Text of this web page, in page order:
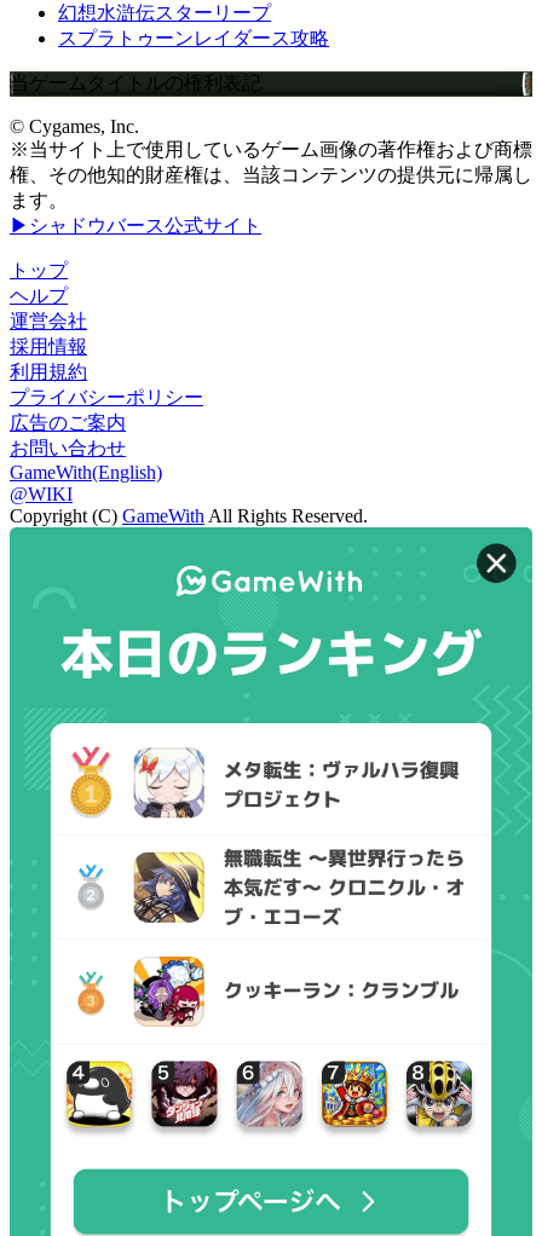
幻想水滸伝スターリープ
スプラトゥーンレイダース攻略
当ゲームタイトルの権利表記
© Cygames, Inc.
※当サイト上で使用しているゲーム画像の著作権および商標
権、その他知的財産権は、当該コンテンツの提供元に帰属し
ます。
▶シャドウバース公式サイト
トップ
ヘルプ
運営会社
採用情報
利用規約
プライバシーポリシー
広告のご案内
お問い合わせ
GameWith(English)
@WIKI
Copyright (C) GameWith All Rights Reserved.